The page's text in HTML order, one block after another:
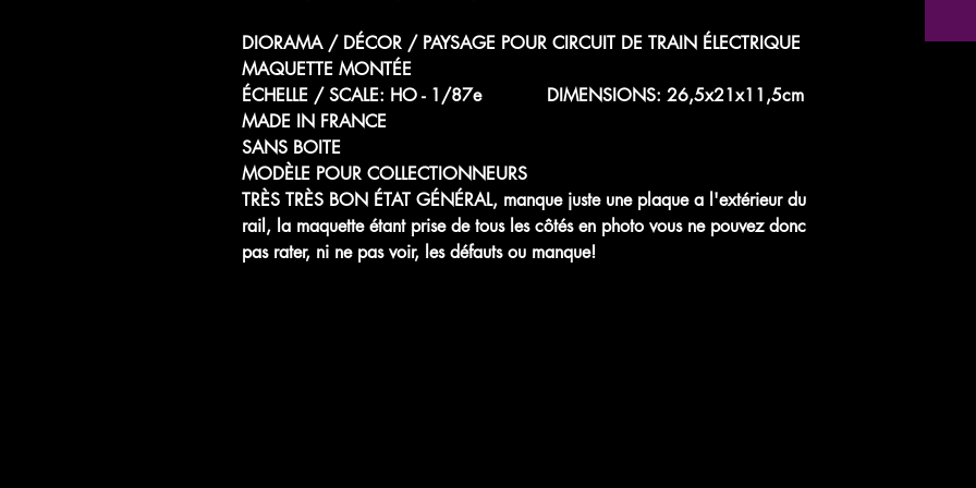
DIORAMA / DÉCOR / PAYSAGE POUR CIRCUIT DE TRAIN ÉLECTRIQUE
MAQUETTE MONTÉE
ÉCHELLE / SCALE: HO - 1/87e DIMENSIONS: 26,5x21x11,5cm
MADE IN FRANCE
SANS BOITE
MODÈLE POUR COLLECTIONNEURS
TRÈS TRÈS BON ÉTAT GÉNÉRAL, manque juste une plaque a l'extérieur du
rail, la maquette étant prise de tous les côtés en photo vous ne pouvez donc
pas rater, ni ne pas voir, les défauts ou manque!